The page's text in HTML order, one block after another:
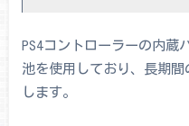
PS4コントローラーの内蔵
池を使用しており、長期
します。